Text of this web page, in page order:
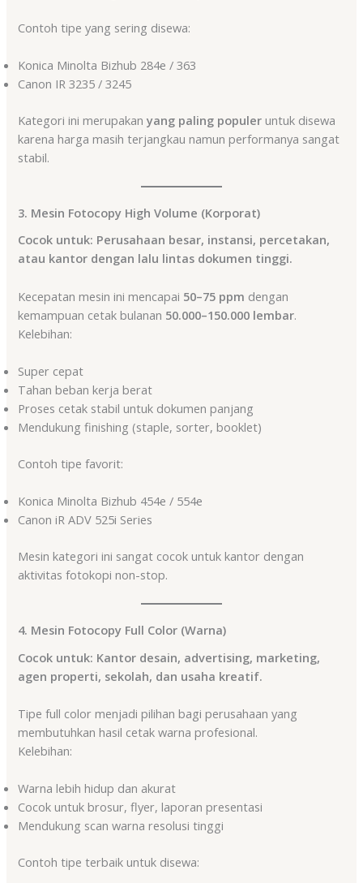
Contoh tipe yang sering disewa:
Konica Minolta Bizhub 284e / 363
Canon IR 3235 / 3245
Kategori ini merupakanyang paling populer untuk disewa
karena harga masih terjangkau namun performanya sangat
stabil.
3. Mesin Fotocopy High Volume (Korporat)
Cocok untuk: Perusahaan besar, instansi, percetakan,
atau kantor dengan lalu lintas dokumen tinggi.
Kecepatan mesin ini mencapai 50–75 ppm dengan
kemampuan cetak bulanan 50.000–150.000 lembar.
Kelebihan:
Super cepat
Tahan beban kerja berat
Proses cetak stabil untuk dokumen panjang
Mendukung finishing (staple, sorter, booklet)
Contoh tipe favorit:
Konica Minolta Bizhub 454e / 554e
Canon iR ADV 525i Series
Mesin kategori ini sangat cocok untuk kantor dengan
aktivitas fotokopi non-stop.
4. Mesin Fotocopy Full Color (Warna)
Cocok untuk: Kantor desain, advertising, marketing,
agen properti, sekolah, dan usaha kreatif.
Tipe full color menjadi pilihan bagi perusahaan yang
membutuhkan hasil cetak warna profesional.
Kelebihan:
Warna lebih hidup dan akurat
Cocok untuk brosur, flyer, laporan presentasi
Mendukung scan warna resolusi tinggi
Contoh tipe terbaik untuk disewa: